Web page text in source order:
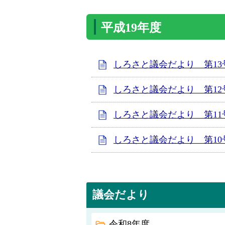
平成19年度
しろさと議会だより 第13
しろさと議会だより 第12
しろさと議会だより 第11
しろさと議会だより 第10
議会だより